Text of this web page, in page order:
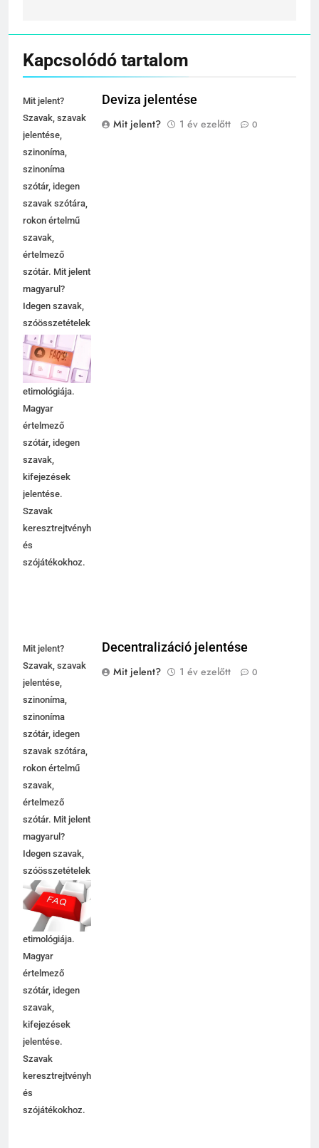
Kapcsolódó tartalom
Mit jelent?
Szavak, szavak
jelentése,
szinoníma,
szinoníma
szótár, idegen
szavak szótára,
rokon értelmű
szavak,
értelmező
szótár. Mit jelent
magyarul?
Idegen szavak,
szóösszetételek
jelentése,
magyarázata,
használata,
etimológiája.
Magyar
értelmező
szótár, idegen
szavak,
kifejezések
jelentése.
Szavak
keresztrejtvényhez
és
szójátékokhoz.
Deviza jelentése
Mit jelent?
1 év ezelőtt 0
Mit jelent?
Szavak, szavak
jelentése,
szinoníma,
szinoníma
szótár, idegen
szavak szótára,
rokon értelmű
szavak,
értelmező
szótár. Mit jelent
magyarul?
Idegen szavak,
szóösszetételek
jelentése,
magyarázata,
használata,
etimológiája.
Magyar
értelmező
szótár, idegen
szavak,
kifejezések
jelentése.
Szavak
keresztrejtvényhez
és
szójátékokhoz.
Decentralizáció jelentése
Mit jelent?
1 év ezelőtt 0